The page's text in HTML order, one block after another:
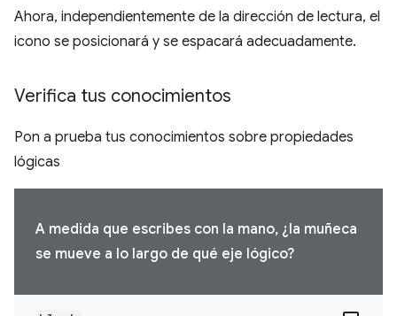
Ahora, independientemente de la dirección de lectura, el
icono se posicionará y se espacará adecuadamente.
Verifica tus conocimientos
Pon a prueba tus conocimientos sobre propiedades
lógicas
A medida que escribes con la mano, ¿la muñeca
se mueve a lo largo de qué eje lógico?